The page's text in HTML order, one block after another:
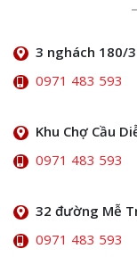
3 nghách 180/
0971 483 593
Khu Chợ Cầu
0971 483 593
32 đường Mễ
0971 483 593